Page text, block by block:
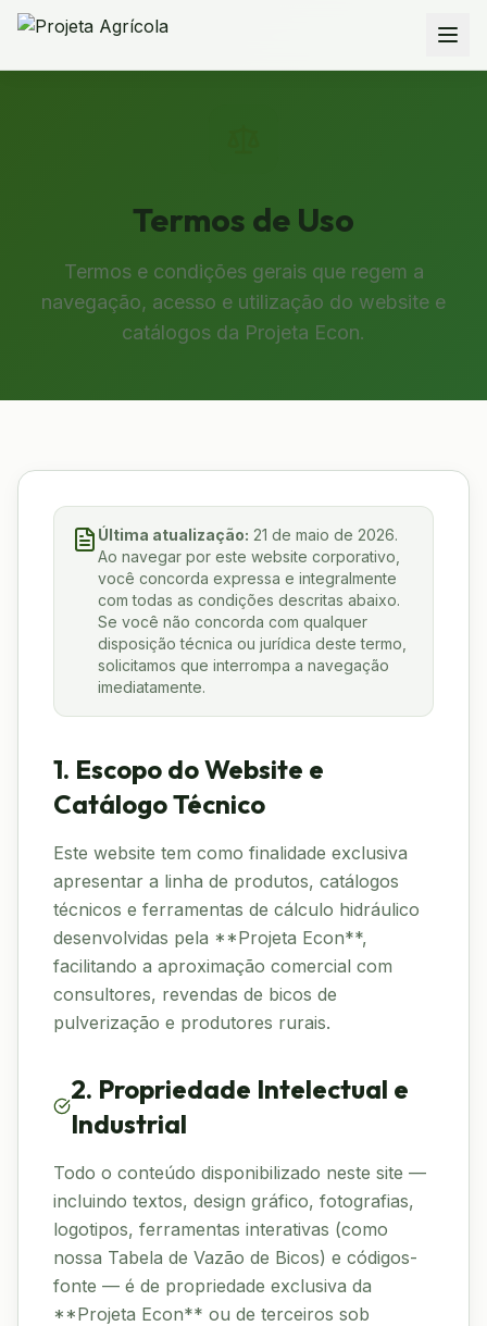
Termos de Uso
Termos e condições gerais que regem a
navegação, acesso e utilização do website e
catálogos da Projeta Econ.
Última atualização: 21 de maio de 2026.
Ao navegar por este website corporativo,
você concorda expressa e integralmente
com todas as condições descritas abaixo.
Se você não concorda com qualquer
disposição técnica ou jurídica deste termo,
solicitamos que interrompa a navegação
imediatamente.
1. Escopo do Website e
Catálogo Técnico
Este website tem como finalidade exclusiva
apresentar a linha de produtos, catálogos
técnicos e ferramentas de cálculo hidráulico
desenvolvidas pela **Projeta Econ**,
facilitando a aproximação comercial com
consultores, revendas de bicos de
pulverização e produtores rurais.
2. Propriedade Intelectual e
Industrial
Todo o conteúdo disponibilizado neste site —
incluindo textos, design gráfico, fotografias,
logotipos, ferramentas interativas (como
nossa Tabela de Vazão de Bicos) e códigos-
fonte — é de propriedade exclusiva da
**Projeta Econ** ou de terceiros sob